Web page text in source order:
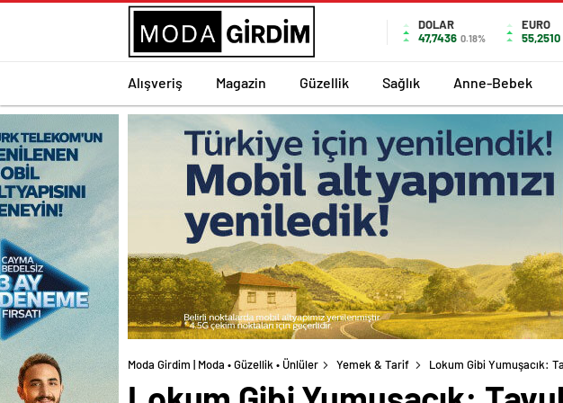
DOLAR
47,7436 0.18%
EURO
55,2510
Alışveriş Magazin Güzellik Sağlık Anne-Bebek
Moda Girdim | Moda • Güzellik • Ünlüler Yemek & Tarif Lokum Gibi Yumuşacık: